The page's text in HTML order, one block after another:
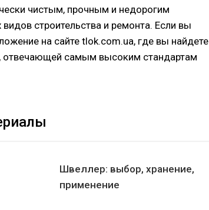
чистым, прочным и недорогим
строительства и ремонта. Если вы
на сайте tlok.com.ua, где вы найдете
отвечающей самым высоким стандартам
Швеллер: выбор, хранение,
применение